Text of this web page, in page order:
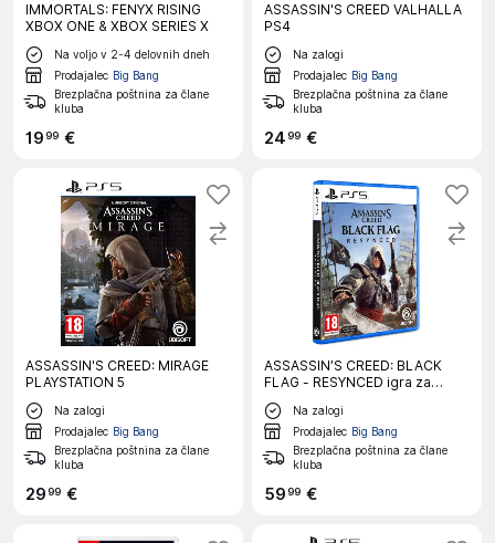
IMMORTALS: FENYX RISING
XBOX ONE & XBOX SERIES X
Na voljo v 2-4 delovnih dneh
Prodajalec Big Bang
Brezplačna poštnina za člane
kluba
1999 €
ASSASSIN'S CREED VALHALLA
PS4
Na zalogi
Prodajalec Big Bang
Brezplačna poštnina za člane
kluba
2499 €
ASSASSIN'S CREED: MIRAGE
PLAYSTATION 5
Na zalogi
Prodajalec Big Bang
Brezplačna poštnina za člane
kluba
2999 €
ASSASSIN’S CREED: BLACK
FLAG - RESYNCED igra za
PLAYSTATION 5
Na zalogi
Prodajalec Big Bang
Brezplačna poštnina za člane
kluba
5999 €